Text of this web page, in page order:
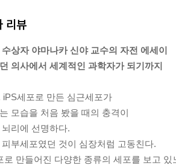
리뷰
수상자 야마나카 신야 교수의 자전 에세이
의사에서 세계적인 과학자가 되기까지
iPS세포로 만든 심근세포가
모습을 처음 봤을 때의 충격이
리에 선명하다.
피부세포였던 것이 심장처럼 고동친다.
로 만들어진 다양한 종류의 세포를 보고 있